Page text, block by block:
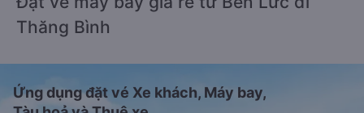
Thanh toán bằng thẻ ATM đã đăng ký thanh toán trực
tuyến (Internet Banking).
Sau khi thanh toán vé xe khách Bến Lức - Long An Thăng